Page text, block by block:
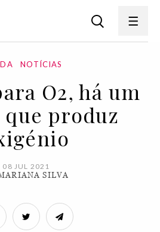
NOTÍCIAS
O2, há um
que produz
08 JUL 2021
SILVA